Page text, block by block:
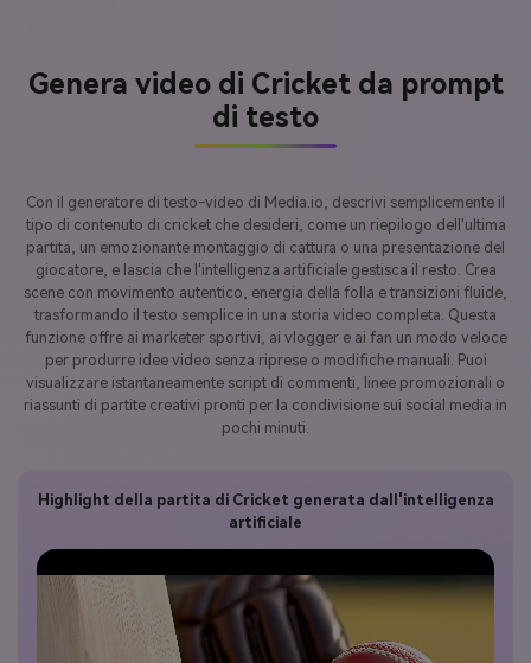
Genera video di Cricket da prompt
di testo
Con il generatore di testo-video di Media.io, descrivi semplicemente il
tipo di contenuto di cricket che desideri, come un riepilogo dell'ultima
partita, un emozionante montaggio di cattura o una presentazione del
giocatore, e lascia che l'intelligenza artificiale gestisca il resto. Crea
scene con movimento autentico, energia della folla e transizioni fluide,
trasformando il testo semplice in una storia video completa. Questa
funzione offre ai marketer sportivi, ai vlogger e ai fan un modo veloce
per produrre idee video senza riprese o modifiche manuali. Puoi
visualizzare istantaneamente script di commenti, linee promozionali o
riassunti di partite creativi pronti per la condivisione sui social media in
pochi minuti.
Highlight della partita di Cricket generata dall'intelligenza
artificiale